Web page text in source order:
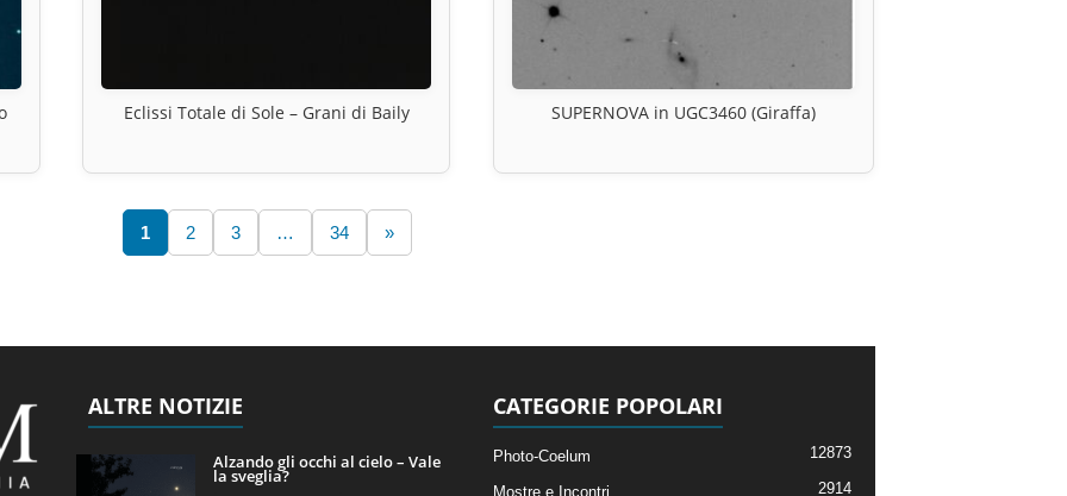
Eclissi Totale di Sole – Grani di Baily SUPERNOVA in UGC3460 (Giraffa)
1 2 3 … 34 »
ALTRE NOTIZIE
Alzando gli occhi al cielo – Vale
la sveglia?
CATEGORIE POPOLARI
Photo-Coelum 12873
Mostre e Incontri 2914